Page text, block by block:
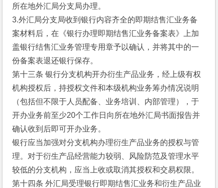
所在地外汇局分支局办理。
3.外汇局分支局收到银行内容齐全的即期结售汇业务备
案材料后，在《银行办理即期结售汇业务备案表》上加
盖银行结售汇业务管理专用章予以确认，并将其中的一
份备案表退还银行保存。
第十三条 银行分支机构开办衍生产品业务，经上级有权
机构授权后，持授权文件和本级机构业务筹办情况说明
（包括但不限于人员配备、业务培训、内部管理），于
开办业务前至少20个工作日向所在地外汇局书面报告并
确认收到后即可开办业务。
银行应当加强对分支机构办理衍生产品业务的授权与管
理。对于衍生产品经营能力较弱、风险防范及管理水平
较低的分支机构，应当上收或取消其授权和交易权限。
第十四条 外汇局受理银行即期结售汇业务和衍生产品业